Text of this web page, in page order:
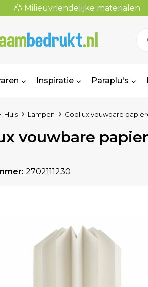
Milieuvriendelijke materialen
Inspiratie Paraplu's
Huis Lampen Coollux vouwbare
vouwbare
2702111230